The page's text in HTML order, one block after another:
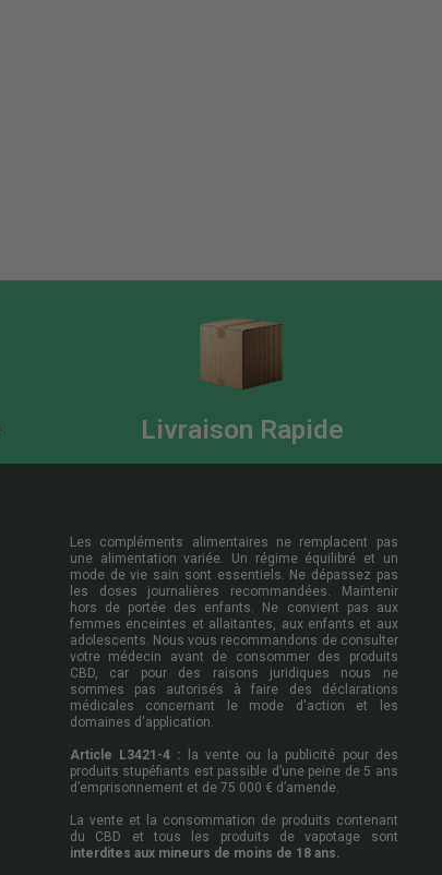
Livraison Rapide
Les compléments alimentaires ne remplacent pas
une alimentation variée. Un régime équilibré et un
mode de vie sain sont essentiels. Ne dépassez pas
les doses journalières recommandées. Maintenir
hors de portée des enfants. Ne convient pas aux
femmes enceintes et allaitantes, aux enfants et aux
adolescents. Nous vous recommandons de consulter
votre médecin avant de consommer des produits
CBD, car pour des raisons juridiques nous ne
sommes pas autorisés à faire des déclarations
médicales concernant le mode d'action et les
domaines d'application.
Article L3421-4 : la vente ou la publicité pour des
produits stupéfiants est passible d’une peine de 5 ans
d’emprisonnement et de 75 000 € d’amende.
La vente et la consommation de produits contenant
du CBD et tous les produits de vapotage sont
interdites aux mineurs de moins de 18 ans.